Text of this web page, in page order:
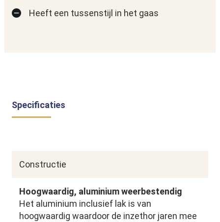
Heeft een tussenstijl in het gaas
Specificaties
Constructie
Hoogwaardig, aluminium weerbestendig
Het aluminium inclusief lak is van
hoogwaardig waardoor de inzethor jaren mee